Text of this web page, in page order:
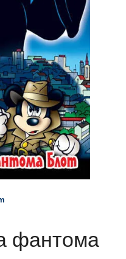
фантома